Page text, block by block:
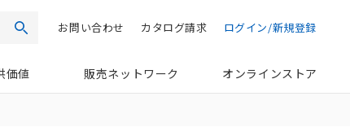
検索 ログイン/新規登録
カタログ請求
お問い合わせ
価値 販売ネットワーク オンラインストア